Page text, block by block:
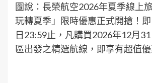
圖說：長榮航空2026年夏季線上
玩轉夏季」限時優惠正式開搶！
日23:59止，凡購買2026年12月
區出發之精選航線，即享有超值優